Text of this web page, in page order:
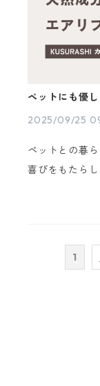
ペットにも優
2025/09/25
ペットとの暮
喜びをもたら
なく部屋がペ
1